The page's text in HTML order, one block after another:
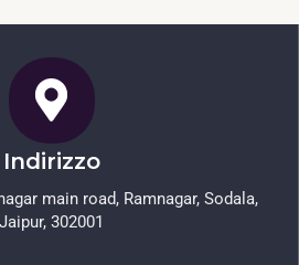
Indirizzo
main road, Ramnagar, Sodala,
Jaipur, 302001